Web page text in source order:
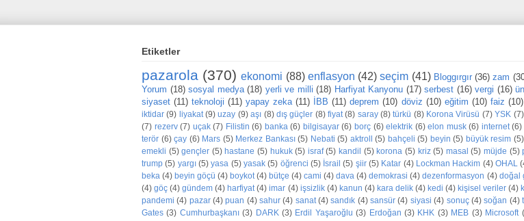
Etiketler
pazarola (370) ekonomi (88) enflasyon (42) seçim (41) Bloggırgır (36) zam
Yorum (18) sosyal medya (18) yerli ve milli (18) Harfiyat Kanyonu (17) serbest (16) vergi (16)
siyaset (11) teknoloji (11) yapay zeka (11) İBB (11) deprem (10) döviz (10) eğitim (10) faiz (10)
iktidar (9) liyakat (9) uzay (9) aşı (8) dış güçler (8) fiyat (8) saray (8) türkü (8) Korona Virüsü (7) YSK (7)
(7) rezerv (7) uçak (7) Filistin (6) banka (6) bilgisayar (6) borç (6) elektrik (6) elon musk (6) internet (6)
terör (6) çay (6) Mars (5) Merkez Bankası (5) Nebati (5) aktroll (5) bahçeli (5) beyin (5) büyük resim (5)
emekli (5) gençler (5) hastane (5) hukuk (5) israf (5) kandil (5) korona (5) kriz (5) masal (5) müjde (5)
trump (5) yargı (5) yasa (5) yasak (5) öğrenci (5) İsrail (5) şiir (5) Katar (4) Lockman Hackim (4) OHAL
beka (4) beyin göçü (4) boykot (4) bütçe (4) cami (4) dava (4) demokrasi (4) dezenformasyon (4) doğal
(4) göç (4) gündem (4) harfiyat (4) imar (4) işsizlik (4) kanun (4) kara delik (4) kedi (4) kişisel veriler (4)
pandemi (4) pazar (4) puan (4) sahur (4) sanat (4) sandık (4) sansür (4) siyasi (4) sonuç (4) soğan (4)
Gates (3) Cumhurbaşkanı (3) DARK (3) Erdil Yaşaroğlu (3) Erdoğan (3) KHK (3) MEB (3) Microsoft